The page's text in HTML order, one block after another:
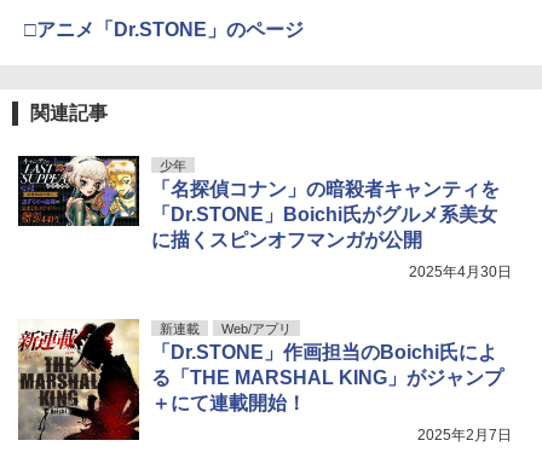
□アニメ「Dr.STONE」のページ
関連記事
少年
「名探偵コナン」の暗殺者キャンティを
「Dr.STONE」Boichi氏がグルメ系美女
に描くスピンオフマンガが公開
2025年4月30日
新連載 Web/アプリ
「Dr.STONE」作画担当のBoichi氏によ
る「THE MARSHAL KING」がジャンプ
＋にて連載開始！
2025年2月7日